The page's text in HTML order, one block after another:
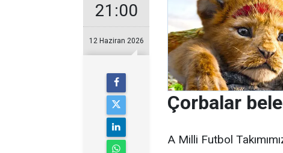
21:00
12 Haziran 2026
Çorbalar
A Milli Futbol